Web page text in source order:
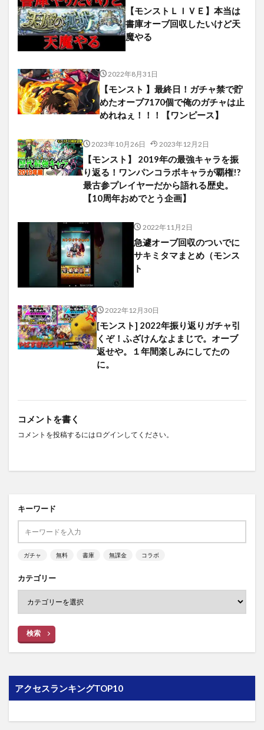
【モンストＬＩＶＥ】本当は
書庫オーブ回収したいけど天
魔やる
2022年8月31日
【モンスト 】最終日！ガチャ禁で貯
めたオーブ7170個で俺のガチャは止
めれねぇ！！！【ワンピース】
2023年10月26日 2023年12月2日
【モンスト】 2019年の最強キャラを振
り返る！ワンパンコラボキャラが覇権!?
最古参プレイヤーだから語れる歴史。
【10周年おめでとう企画】
2022年11月2日
急遽オーブ回収のついでに
サキミタマまとめ（モンス
ト
2022年12月30日
[モンスト] 2022年振り返りガチャ引
くぞ！ふざけんなよまじで。オーブ
返せや。１年間楽しみにしてたの
に。
コメントを書く
コメントを投稿するには ログイン してください。
キーワード
ガチャ 無料 書庫 無課金 コラボ
カテゴリー
検索
アクセスランキングTOP10